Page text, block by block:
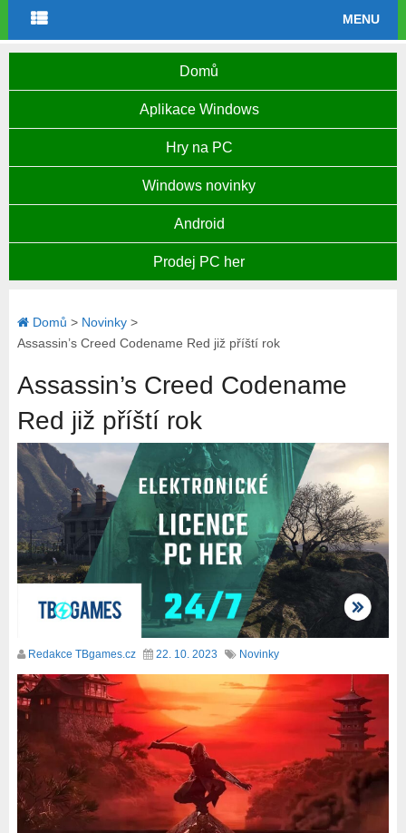
MENU
Domů
Aplikace Windows
Hry na PC
Windows novinky
Android
Prodej PC her
Domů > Novinky>
Assassin’s Creed Codename Red již příští rok
Assassin’s Creed Codename
Red již příští rok
Redakce TBgames.cz 22. 10. 2023 Novinky